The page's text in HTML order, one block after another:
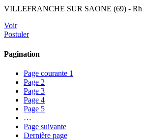
VILLEFRANCHE SUR SAONE (69) -
Voir
Postuler
Pagination
Page courante 1
Page 2
Page 3
Page 4
Page 5
…
Page suivante
Dernière page